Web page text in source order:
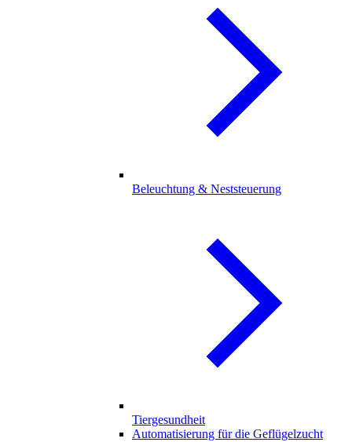
Beleuchtung & Neststeuerung
Tiergesundheit
Automatisierung für die Geflügelzucht